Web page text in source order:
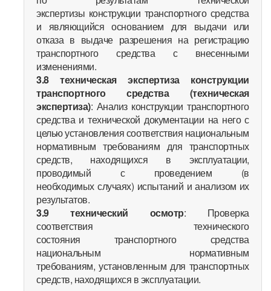
экспертизы конструкции транспортного средства
и являющийся основанием для выдачи или
отказа в выдаче разрешения на регистрацию
транспортного средства с внесенными
изменениями.
3.8
техническая экспертиза конструкции
транспортного средства (техническая
экспертиза): Анализ конструкции транспортного
средства и технической документации на него с
целью установления соответствия национальным
нормативным требованиям для транспортных
средств, находящихся в эксплуатации,
проводимый с проведением (в
необходимых случаях) испытаний и анализом их
результатов.
3.9
технический осмотр: Проверка
соответствия технического
состояния транспортного средства
национальным нормативным
требованиям, установленным для транспортных
средств, находящихся в эксплуатации.